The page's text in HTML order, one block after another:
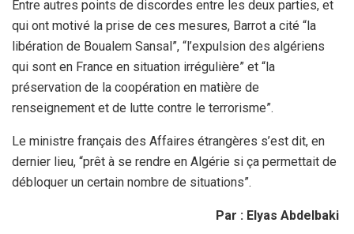
Entre autres points de discordes entre les deux parties, et
qui ont motivé la prise de ces mesures, Barrot a cité “la
libération de Boualem Sansal”, “l’expulsion des algériens
qui sont en France en situation irrégulière” et “la
préservation de la coopération en matière de
renseignement et de lutte contre le terrorisme”.
Le ministre français des Affaires étrangères s’est dit, en
dernier lieu, “prêt à se rendre en Algérie si ça permettait de
débloquer un certain nombre de situations”.
Par : Elyas Abdelbaki